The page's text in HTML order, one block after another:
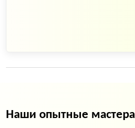
Наши опытные мастера